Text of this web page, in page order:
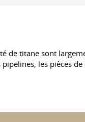
de titane sont
les pièces